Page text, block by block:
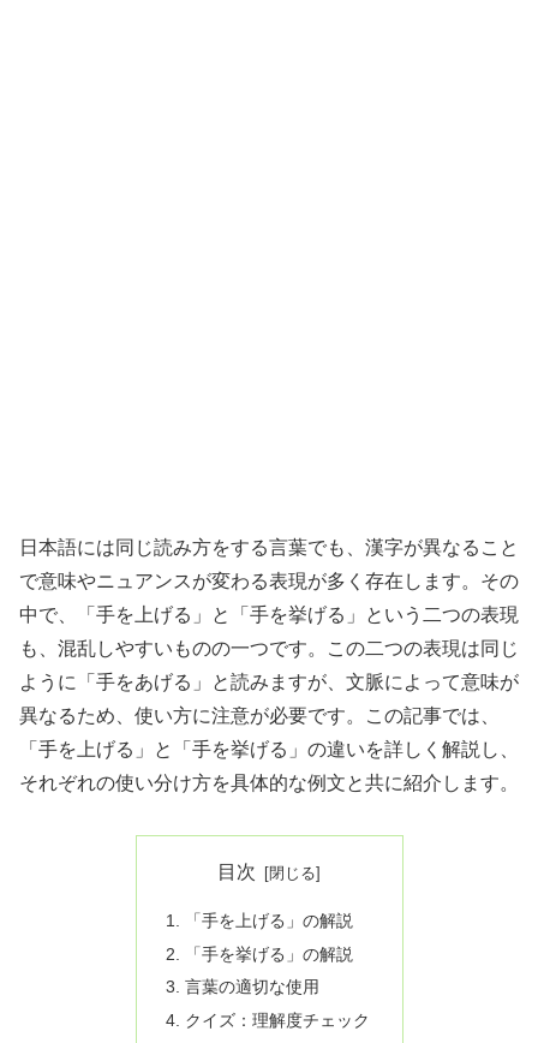
日本語には同じ読み方をする言葉でも、漢字が異なること
で意味やニュアンスが変わる表現が多く存在します。その
中で、「手を上げる」と「手を挙げる」という二つの表現
も、混乱しやすいものの一つです。この二つの表現は同じ
ように「手をあげる」と読みますが、文脈によって意味が
異なるため、使い方に注意が必要です。この記事では、
「手を上げる」と「手を挙げる」の違いを詳しく解説し、
それぞれの使い分け方を具体的な例文と共に紹介します。
目次
「手を上げる」の解説
「手を挙げる」の解説
言葉の適切な使用
クイズ：理解度チェック